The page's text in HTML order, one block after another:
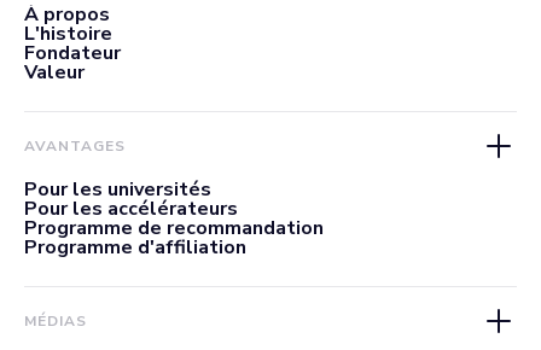
À propos
L'histoire
Fondateur
Valeur
AVANTAGES
Pour les universités
Pour les accélérateurs
Programme de recommandation
Programme d'affiliation
MÉDIAS